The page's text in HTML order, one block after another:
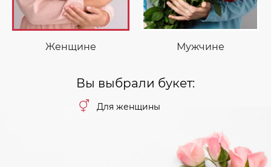
Женщине Мужчине
Вы выбрали букет:
Для женщины